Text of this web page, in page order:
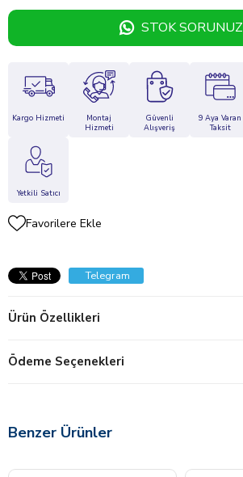
STOK SORUNUZ
Kargo Hizmeti
Montaj
Hizmeti
Güvenli
Alışveriş
9 Aya Varan
Taksit
Yetkili Satıcı
Favorilere Ekle
Telegram
Ürün Özellikleri
Ödeme Seçenekleri
Benzer Ürünler